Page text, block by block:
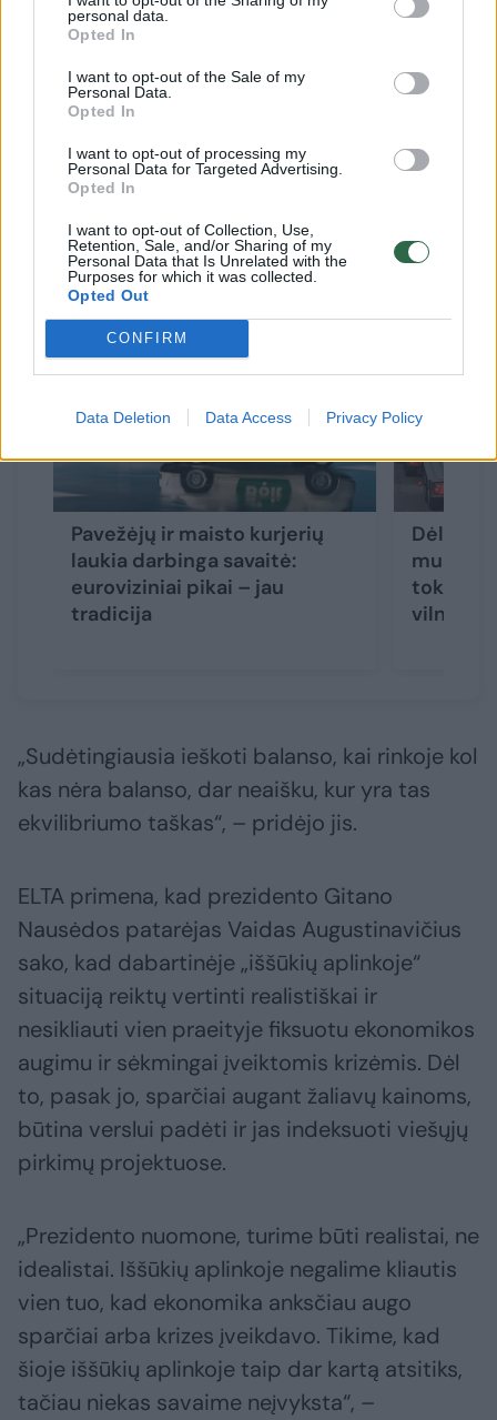
personal data.
Opted In
I want to opt-out of the Sale of my
Personal Data.
Opted In
I want to opt-out of processing my
Personal Data for Targeted Advertising.
Opted In
I want to opt-out of Collection, Use,
Retention, Sale, and/or Sharing of my
Personal Data that Is Unrelated with the
Purposes for which it was collected.
Opted Out
CONFIRM
Data Deletion Data Access Privacy Policy
vietoje iš rangovų reikia pateikti aiškius
objektyvūs faktai, ir to susikalbėjimo
greitesnio kartais ir pritrūksta“, – teigė M.
Skuodis.
Susiję straipsniai
Pavežėjų ir maisto kurjerių
laukia darbinga savaitė:
euroviziniai pikai – jau
tradicija
Dėl
tokio
vilnietis
„Sudėtingiausia ieškoti balanso, kai rinkoje kol
kas nėra balanso, dar neaišku, kur yra tas
ekvilibriumo taškas“, – pridėjo jis.
ELTA primena, kad prezidento Gitano
Nausėdos patarėjas Vaidas Augustinavičius
sako, kad dabartinėje „iššūkių aplinkoje“
situaciją reiktų vertinti realistiškai ir
nesikliauti vien praeityje fiksuotu ekonomikos
augimu ir sėkmingai įveiktomis krizėmis. Dėl
to, pasak jo, sparčiai augant žaliavų kainoms,
būtina verslui padėti ir jas indeksuoti viešųjų
pirkimų projektuose.
„Prezidento nuomone, turime būti realistai, ne
idealistai. Iššūkių aplinkoje negalime kliautis
vien tuo, kad ekonomika anksčiau augo
sparčiai arba krizes įveikdavo. Tikime, kad
šioje iššūkių aplinkoje taip dar kartą atsitiks,
tačiau niekas savaime neįvyksta“, –